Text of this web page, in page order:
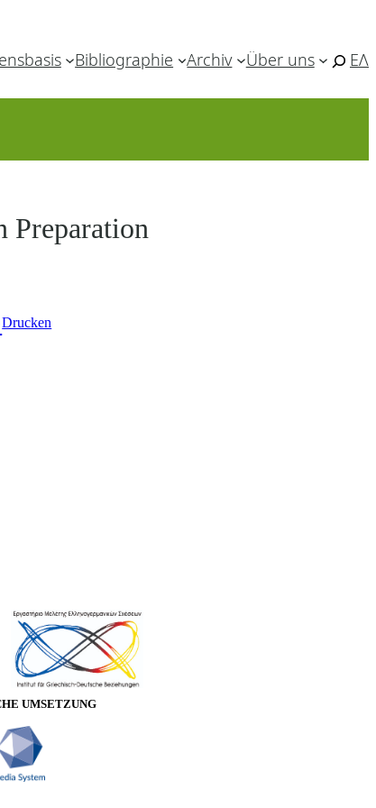
Bibliographie Archiv Über uns ΕΛ
Preparation
Drucken
UMSETZUNG